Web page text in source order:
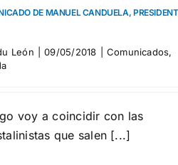
DE MANUEL CANDUELA,
León 09/05/2018 Comunicados,
voy a coincidir con las
que salen [...]